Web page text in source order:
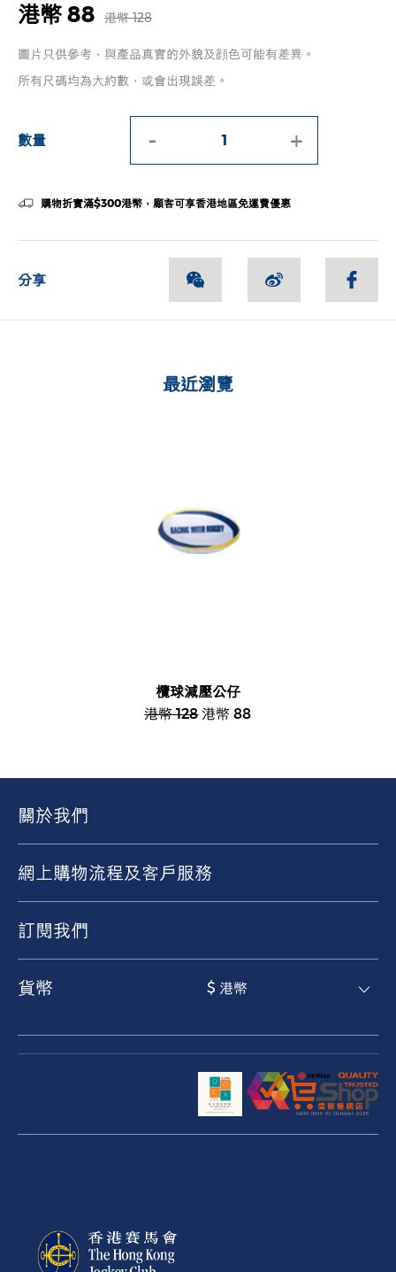
港幣 88
港幣 128
圖片只供參考，與產品真實的外貌及顔色可能有差異。
所有尺碼均為大約數，或會出現誤差。
數量 - +
購物折實滿$300港幣，顧客可享香港地區免運費優惠
分享
最近瀏覽
欖球減壓公仔
港幣 128港幣 88
關於我們
網上購物流程及客戶服務
訂閱我們
貨幣 $ 港幣